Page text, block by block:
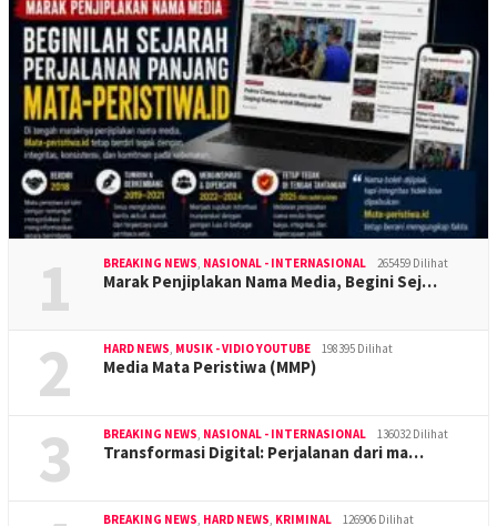
1 BREAKING NEWS, NASIONAL - INTERNASIONAL 265459 Dilihat
Marak Penjiplakan Nama Media, Begini Sej…
2 HARD NEWS, MUSIK - VIDIO YOUTUBE 198395 Dilihat
Media Mata Peristiwa (MMP)
3 BREAKING NEWS, NASIONAL - INTERNASIONAL 136032 Dilihat
Transformasi Digital: Perjalanan dari ma…
BREAKING NEWS, HARD NEWS, KRIMINAL 126906 Dilihat